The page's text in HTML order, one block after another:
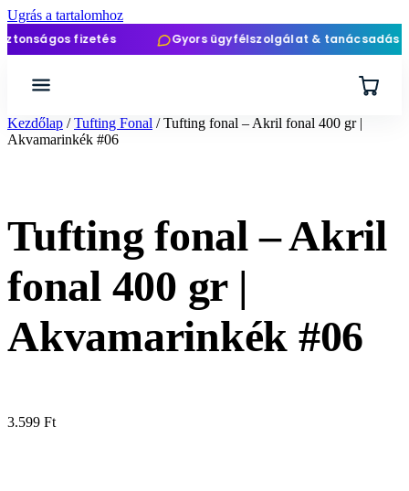
Ugrás a tartalomhoz
fizetés
Gyors ügyfélszolgálat & tanácsadás
Kezdőlap /Tufting Fonal / Tufting fonal – Akril fonal 400 gr |
Akvamarinkék #06
Tufting fonal – Akril
fonal 400 gr |
Akvamarinkék #06
3.599 Ft